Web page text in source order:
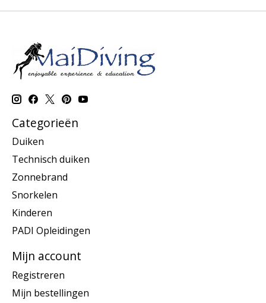
Categorieën
Duiken
Technisch duiken
Zonnebrand
Snorkelen
Kinderen
PADI Opleidingen
Mijn account
Registreren
Mijn bestellingen